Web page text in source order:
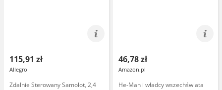
115,91 zł
Allegro
Zdalnie Sterowany Samolot, 2,4
46,78 zł
Amazon.pl
He-Man i władcy wszechświata